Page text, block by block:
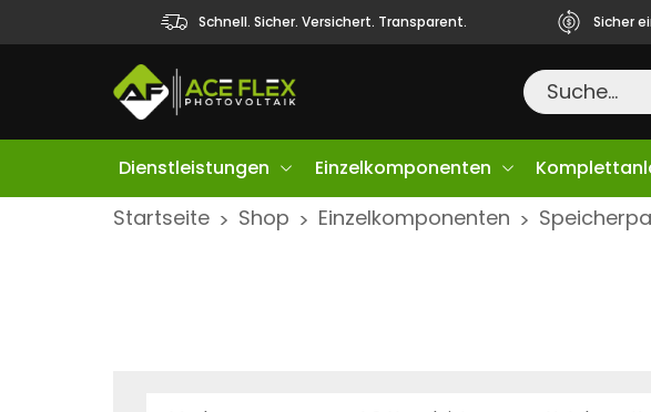
Schnell. Sicher. Versichert. Transparent. Sicher
Dienstleistungen Einzelkomponenten
Startseite > Shop > Einzelkomponenten >